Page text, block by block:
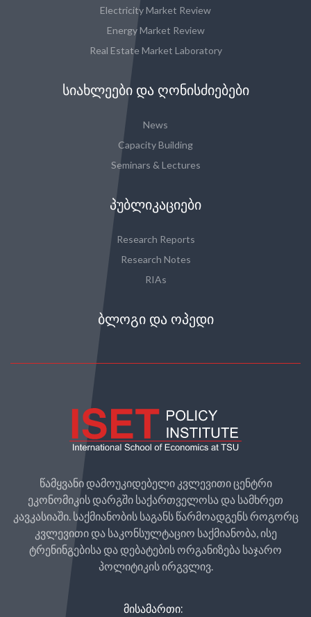
Electricity Market Review
Energy Market Review
Real Estate Market Laboratory
ᲡᲘᲐᲮᲚᲔᲔᲑᲘ ᲓᲐ ᲦᲝᲜᲘᲡᲫᲘᲔᲑᲔᲑᲘ
News
Capacity Building
Seminars & Lectures
ᲞᲣᲑᲚᲘᲙᲐᲪᲘᲔᲑᲘ
Research Reports
Research Notes
RIAs
ᲑᲚᲝᲒᲘ ᲓᲐ ᲝᲞᲔᲓᲘ
წამყვანი დამოუკიდებელი კვლევითი ცენტრი
ეკონომიკის დარგში საქართველოსა და სამხრეთ
კავკასიაში. საქმიანობის საგანს წარმოადგენს როგორც
კვლევითი და საკონსულტაციო საქმიანობა, ისე
ტრენინგებისა და დებატების ორგანიზება საჯარო
პოლიტიკის ირგვლივ.
ᲛᲘᲡᲐᲛᲐᲠᲗᲘ: